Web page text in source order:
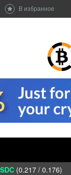
В избранное
(0.217 / 0.176)